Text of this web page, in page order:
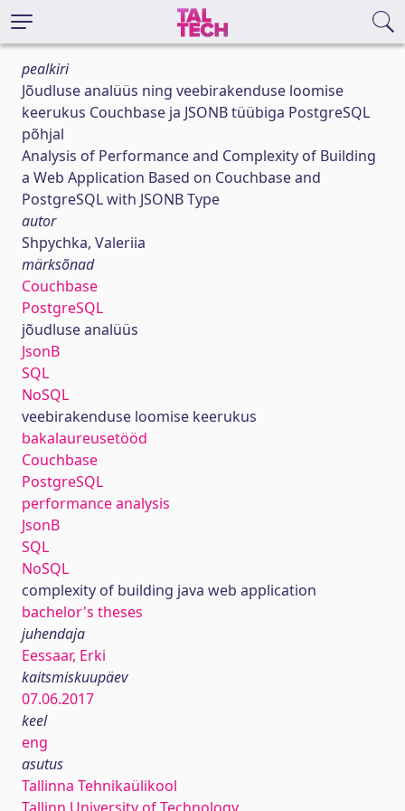
pealkiri
Jõudluse analüüs ning veebirakenduse loomise
keerukus Couchbase ja JSONB tüübiga PostgreSQL
põhjal
Analysis of Performance and Complexity of Building
a Web Application Based on Couchbase and
PostgreSQL with JSONB Type
autor
Shpychka, Valeriia
märksõnad
Couchbase
PostgreSQL
jõudluse analüüs
JsonB
SQL
NoSQL
veebirakenduse loomise keerukus
bakalaureusetööd
Couchbase
PostgreSQL
performance analysis
JsonB
SQL
NoSQL
complexity of building java web application
bachelor's theses
juhendaja
Eessaar, Erki
kaitsmiskuupäev
07.06.2017
keel
eng
asutus
Tallinna Tehnikaülikool